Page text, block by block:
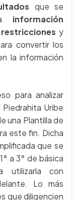
que se
información
restricciones y
convertir los
la información
para analizar
Uribe
una Plantilla de
este fin. Dicha
que se
a 3° de básica
utilizarla con
Lo más
que diligencien